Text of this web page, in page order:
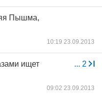
Пышма,
10:19 23.09.2013
... 2
ищет
09:02 23.09.2013